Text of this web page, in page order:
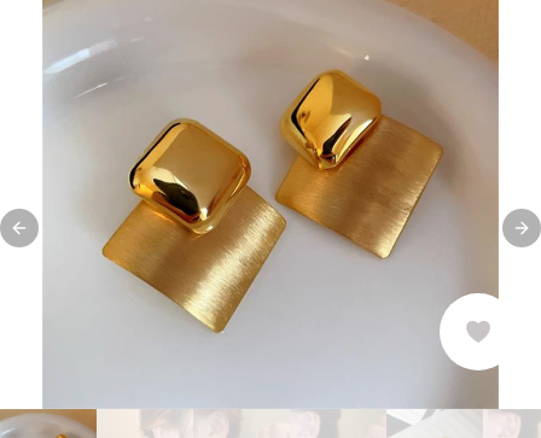
Previous slide